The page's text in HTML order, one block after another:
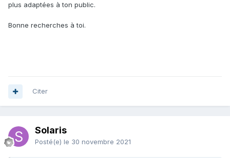
plus adaptées à ton public.
Bonne recherches à toi.
Citer
Solaris
Posté(e) le 30 novembre 2021